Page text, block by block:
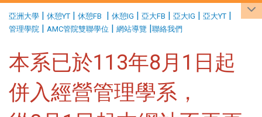
亞洲大學 | 休憩YT | 休憩FB | 休憩IG | 亞大FB | 亞大IG | 亞大YT |
管理學院 | AMC管院雙聯學位 | 網站導覽 |聯絡我們
本系已於113年8月1日起
併入經營管理學系，